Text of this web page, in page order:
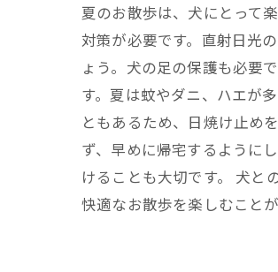
夏のお散歩は、犬にとって
対策が必要です。直射日光
ょう。犬の足の保護も必要
す。夏は蚊やダニ、ハエが
ともあるため、日焼け止め
ず、早めに帰宅するように
けることも大切です。 犬と
快適なお散歩を楽しむこと